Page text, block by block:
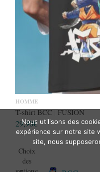
HOMME
T-shirt BCC | FUSION
29,90€
Choix
des
Nous utilisons des
expérience sur notre site
site, nous